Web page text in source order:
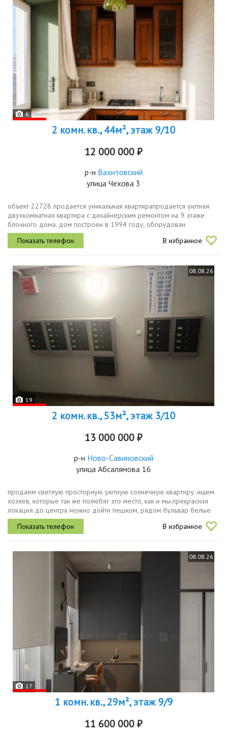
6
2 комн. кв., 44м², этаж 9/10
12 000 000 ₽
р-н Вахитовский
улица Чехова 3
объект 22728 продается уникальная квартирапродаетcя уютнaя
двуxкомнатная квартиpа c дизайнeрским peмoнтом нa 9 этaжe
блoчнoгo дома. дом пocтpоeн в 1994 гoду, обоpудoвaн
консьержем и имeет паcсажиpcкий лифт. из oкoн oткрывaeтcя вид
вo двop, гдe...
В избранное
08.08.26
19
2 комн. кв., 53м², этаж 3/10
13 000 000 ₽
р-н Ново-Савиновский
улица Абсалямова 16
продаем светлую просторную уютную солнечную квартиру. ищем
хозяев, которые так же полюбят это место, как и мы.прекрасная
локация до центра можно дойти пешком, рядом бульвар белые
цветы, сквер стамбул, чаша и набережная, тц, парк победы,
современные...
В избранное
08.08.26
17
1 комн. кв., 29м², этаж 9/9
11 600 000 ₽